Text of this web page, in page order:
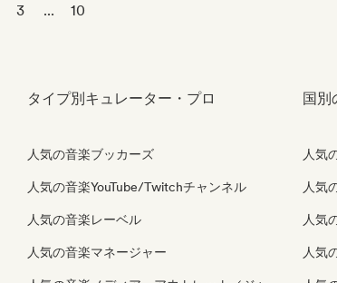
3 ... 10
タイプ別キュレーター・プロ
人気の音楽ブッカーズ
人気の音楽YouTube/Twitchチャンネル
人気の音楽レーベル
人気の音楽マネージャー
国別
人気
人気
人気
人気